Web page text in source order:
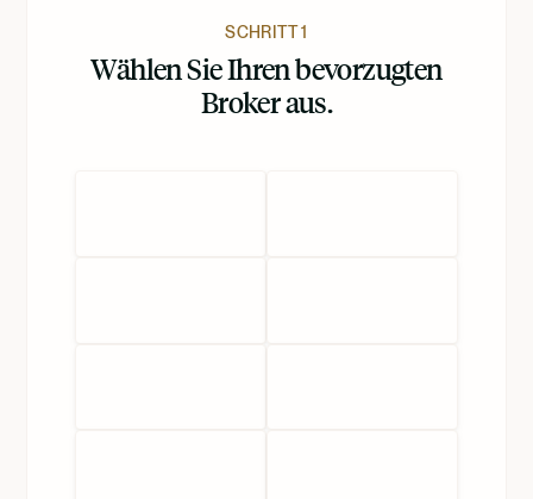
SCHRITT 1
Wählen Sie Ihren bevorzugten
Broker aus.